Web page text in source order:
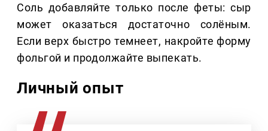
Соль добавляйте только после феты: сыр
может оказаться достаточно солёным.
Если верх быстро темнеет, накройте форму
фольгой и продолжайте выпекать.
Личный опыт